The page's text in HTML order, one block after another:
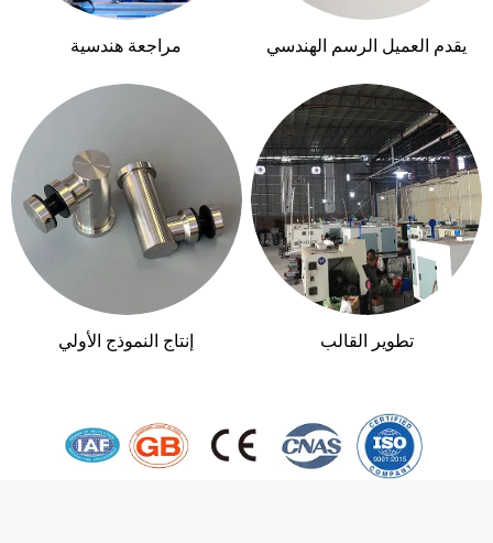
يقدم العميل الرسم الهندسي مراجعة هندسية
تطوير القالب إنتاج النموذج الأولي